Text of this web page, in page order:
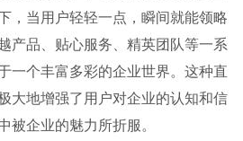
，当用户轻轻一点，瞬间就能领略
产品、贴心服务、精英团队等一系
一个丰富多彩的企业世界。这种直
大地增强了用户对企业的认知和信
被企业的魅力所折服。